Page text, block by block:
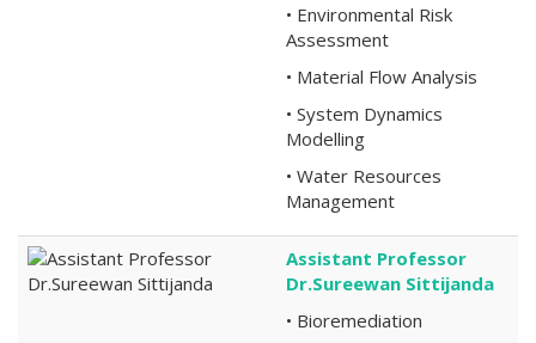
• Environmental Risk
Assessment
• Material Flow Analysis
• System Dynamics
Modelling
• Water Resources
Management
Assistant Professor
Dr.Sureewan Sittijanda
• Bioremediation